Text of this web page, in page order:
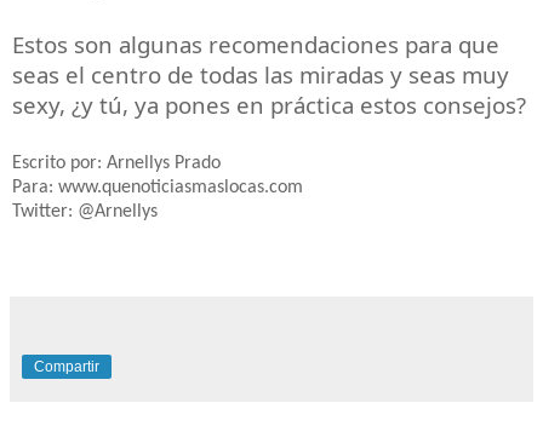
Estos son algunas recomendaciones para que
seas el centro de todas las miradas y seas muy
sexy, ¿y tú, ya pones en práctica estos consejos?
Escrito por: Arnellys Prado
Para: www.quenoticiasmaslocas.com
Twitter: @Arnellys
Compartir